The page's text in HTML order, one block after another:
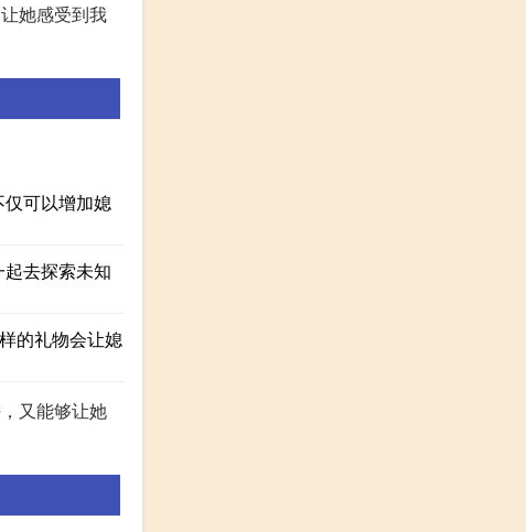
她感受到我
可以增加媳
去探索未知
的礼物会让媳
又能够让她